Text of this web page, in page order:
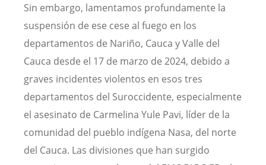
Sin embargo, lamentamos profundamente la
suspensión de ese cese al fuego en los
departamentos de Nariño, Cauca y Valle del
Cauca desde el 17 de marzo de 2024, debido a
graves incidentes violentos en esos tres
departamentos del Suroccidente, especialmente
el asesinato de Carmelina Yule Pavi, líder de la
comunidad del pueblo indígena Nasa, del norte
del Cauca. Las divisiones que han surgido